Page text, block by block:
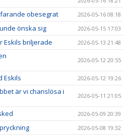
obesegrat 2026-05-16 08:18
önska sig 2026-05-15 17:03
Eskils briljerade 2026-05-13 21:48
2026-05-12 20:55
Eskils 2026-05-12 19:26
är vi chanslösa i
2026-05-11 21:05
2026-05-09 20:39
2026-05-08 19:32